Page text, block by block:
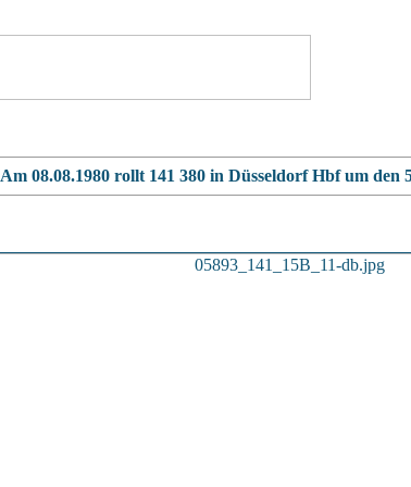
Am 08.08.1980 rollt 141 380 in Düsseldorf Hbf um den